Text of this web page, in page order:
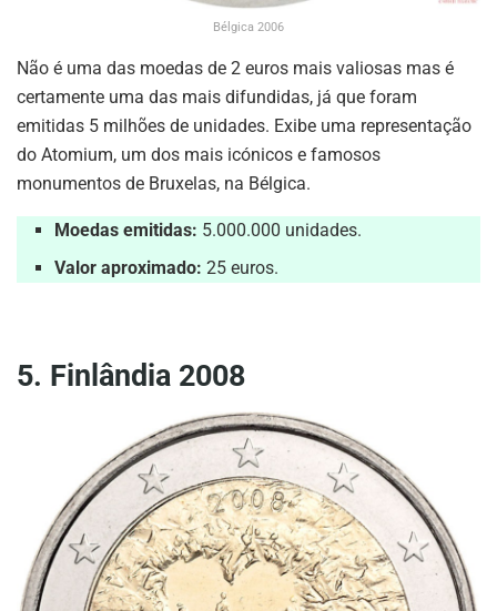
Bélgica 2006
Não é uma das moedas de 2 euros mais valiosas mas é
certamente uma das mais difundidas, já que foram
emitidas 5 milhões de unidades. Exibe uma representação
do Atomium, um dos mais icónicos e famosos
monumentos de Bruxelas, na Bélgica.
Moedas emitidas: 5.000.000 unidades.
Valor aproximado: 25 euros.
5. Finlândia 2008